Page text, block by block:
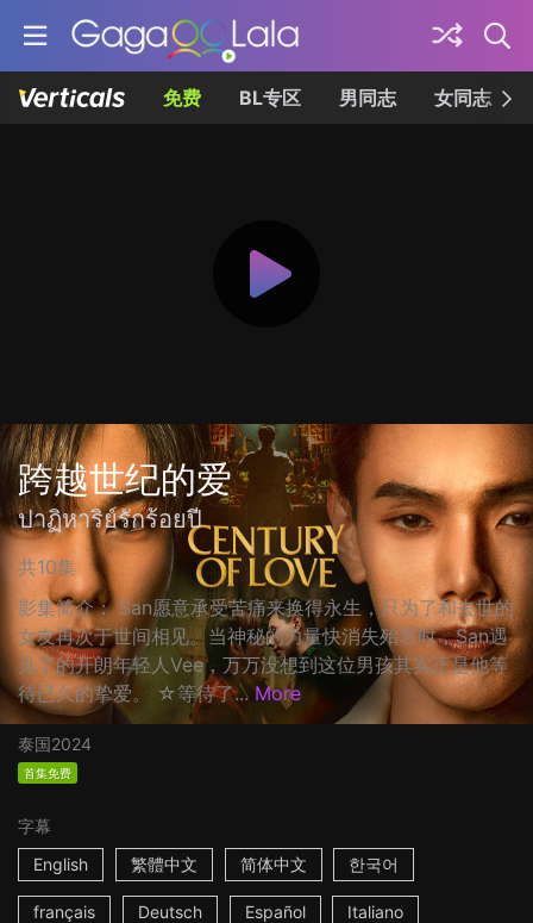
免费 BL专区 男同志 女同志
跨越世纪的爱
ปาฏิหาริย์รักร้อยปี
共10集
影集简介： San愿意承受苦痛来换得永生，只为了和去世的
女友再次于世间相见。当神秘的力量快消失殆尽时，San遇
见了的开朗年轻人Vee，万万没想到这位男孩其实正是他等
待已久的挚爱。 ☆等待了... More
泰国2024
首集免费
字幕
English
繁體中文 简体中文 한국어
français Deutsch Español Italiano